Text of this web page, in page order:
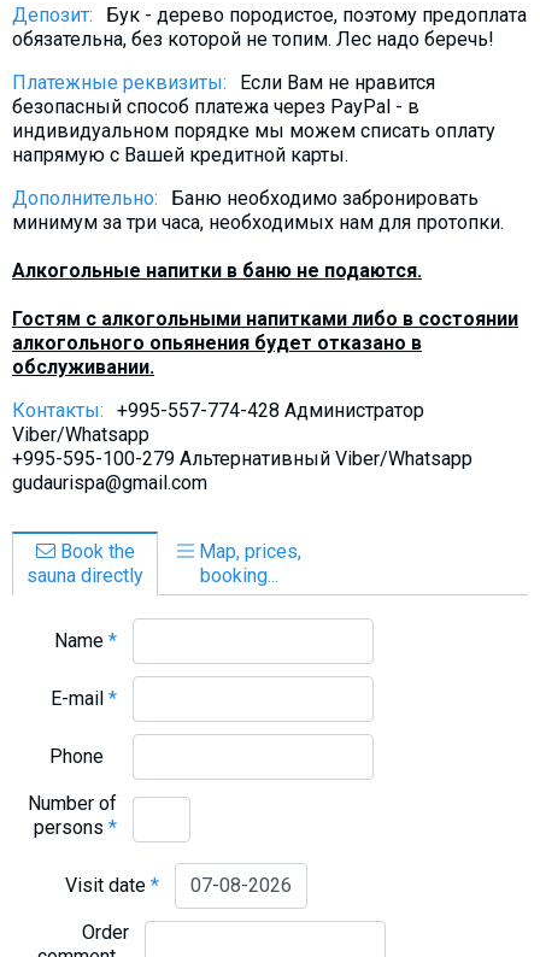
Депозит:
Бук - дерево породистое, поэтому предоплата
обязательна, без которой не топим. Лес надо беречь!
Платежные реквизиты:
Если Вам не нравится
безопасный способ платежа через PayPal - в
индивидуальном порядке мы можем списать оплату
напрямую с Вашей кредитной карты.
Дополнительно:
Баню необходимо забронировать
минимум за три часа, необходимых нам для протопки.
Алкогольные напитки в баню не подаются.
Гостям с алкогольными напитками либо в состоянии
алкогольного опьянения будет отказано в
обслуживании.
Контакты:
+995-557-774-428 Администратор
Viber/Whatsapp
+995-595-100-279 Альтернативный Viber/Whatsapp
gudaurispa@gmail.com
Book the
sauna directly
Map, prices,
booking...
Name*
E-mail*
Phone
Number of
persons*
Visit date*
Order